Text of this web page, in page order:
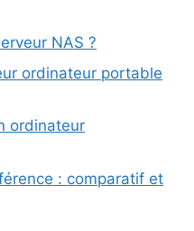
NAS ?
ordinateur portable
ordinateur
: comparatif et